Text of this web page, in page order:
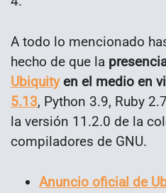
A todo lo mencionado
hecho de que la
Ubiquityen el medio en
5.13, Python 3.9, Ruby
la versión 11.2.0 de la
compiladores de GNU.
Anuncio oficial de